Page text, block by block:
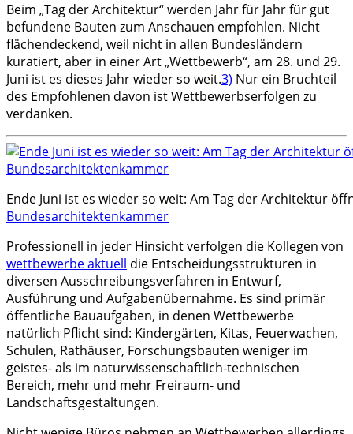
Beim „Tag der Architektur“ werden Jahr für Jahr für gut
befundene Bauten zum Anschauen empfohlen. Nicht
flächendeckend, weil nicht in allen Bundesländern
kuratiert, aber in einer Art „Wettbewerb“, am 28. und 29.
Juni ist es dieses Jahr wieder so weit.3) Nur ein Bruchteil
des Empfohlenen davon ist Wettbewerbserfolgen zu
verdanken.
Ende Juni ist es wieder so weit: Am Tag der Architektur
Bundesarchitektenkammer
Professionell in jeder Hinsicht verfolgen die Kollegen von
wettbewerbe aktuell die Entscheidungsstrukturen in
diversen Ausschreibungsverfahren in Entwurf,
Ausführung und Aufgabenübernahme. Es sind primär
öffentliche Bauaufgaben, in denen Wettbewerbe
natürlich Pflicht sind: Kindergärten, Kitas, Feuerwachen,
Schulen, Rathäuser, Forschungsbauten weniger im
geistes- als im naturwissenschaftlich-technischen
Bereich, mehr und mehr Freiraum- und
Landschaftsgestaltungen.